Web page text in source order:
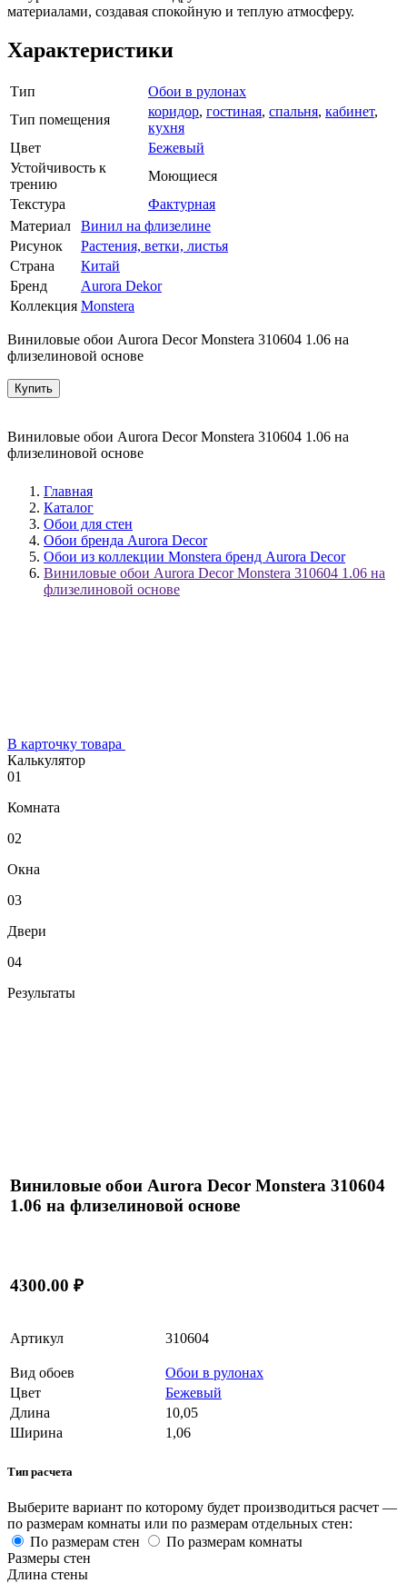
материалами, создавая спокойную и теплую атмосферу.
Характеристики
Тип
Обои в рулонах
Тип помещения
коридор, гостиная, спальня, кабинет,
кухня
Цвет
Бежевый
Устойчивость к
трению
Моющиеся
Текстура
Фактурная
Материал
Винил на флизелине
Рисунок
Растения, ветки, листья
Страна
Китай
Бренд
Aurora Dekor
Коллекция Monstera
Виниловые обои Aurora Decor Monstera 310604 1.06 на
флизелиновой основе
Купить
Виниловые обои Aurora Decor Monstera 310604 1.06 на
флизелиновой основе
Главная
Каталог
Обои для стен
Обои бренда Aurora Decor
Обои из коллекции Monstera бренд Aurora Decor
Виниловые обои Aurora Decor Monstera 310604 1.06 на
флизелиновой основе
В карточку товара
Калькулятор
01
Комната
02
Окна
03
Двери
04
Результаты
Виниловые обои Aurora Decor Monstera 310604
1.06 на флизелиновой основе
4300.00 ₽
Артикул 310604
Вид обоев
Обои в рулонах
Цвет
Бежевый
Длина
10,05
Ширина
1,06
Тип расчета
Выберите вариант по которому будет производиться расчет —
по размерам комнаты или по размерам отдельных стен:
По размерам стен
По размерам комнаты
Размеры стен
Длина стены